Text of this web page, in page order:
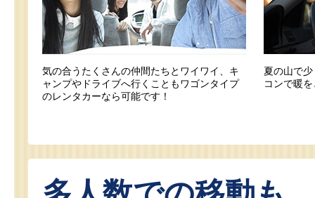
気の合うたくさんの仲間たちとワイワイ、キ
ャンプやドライブへ行くこともワゴンタイプ
のレンタカーなら可能です！
夏の山で
コンで暖